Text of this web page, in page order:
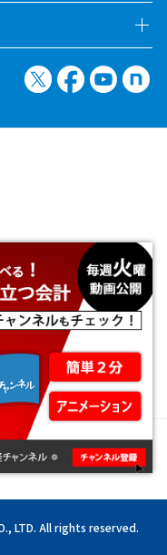
X（旧Twitter）
Facebook
方針
LTD. All rights reserved.